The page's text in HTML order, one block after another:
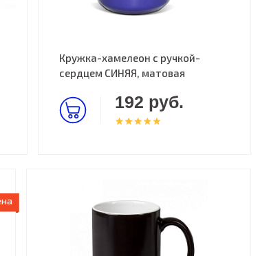
Кружка-хамелеон с ручкой-
сердцем СИНЯЯ, матовая
192 руб.